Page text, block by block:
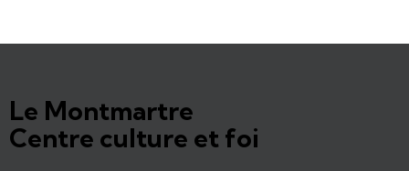
Le Montmartre
Centre culture et foi